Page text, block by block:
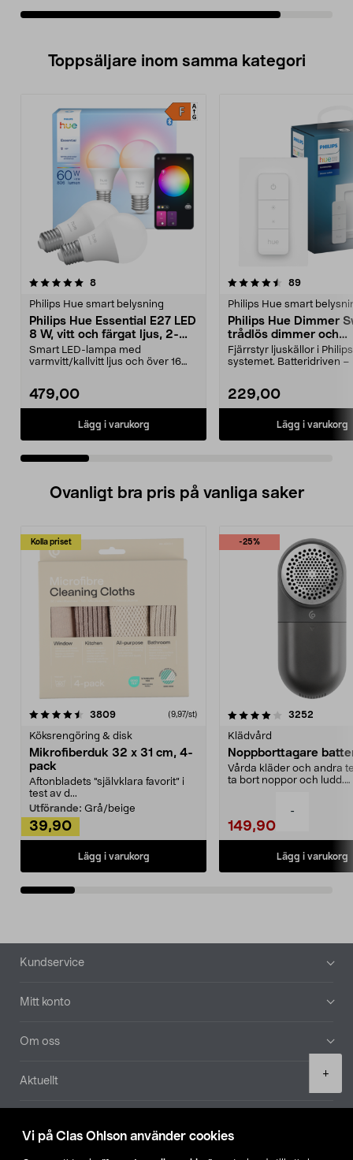
Vi på Clas Ohlson använder cookies
-
+
Toppsäljare inom samma kategori
8recensioner
Philips Hue smart belysning
Philips Hue Essential E27 LED
8 W, vitt och färgat ljus, 2-
pack
Smart LED-lampa med
varmvitt/kallvitt ljus och över 16
479,00
Lägg i varukorg
4.5 av 5 stjärnor 89recensioner
Philips Hue smart
Philips Hue Dimmer
trådlös dimmer och
fjärrkontroll
Fjärrstyr ljuskällor i
systemet. Batteridriven –
229,00
Lägg i varukorg
3.5 av 5 stjärnor
Ovanligt bra pris på vanliga saker
Kolla priset
3809recensioner (9,97/st)
Köksrengöring & disk
Mikrofiberduk 32 x 31 cm, 4-
pack
Aftonbladets "självklara favorit” i
test av d...
Utförande: Grå/beige
39,90
Lägg i varukorg
-25%
4.0av 5 stjärnor 3252
Klädvård
Noppborttagare
Vårda kläder och andra
ta bort noppor och ludd.
149,90
Lägg i varukorg
4.5av 5 stjärnor
Sidfot
Kundservice
Mitt konto
Om oss
Aktuellt